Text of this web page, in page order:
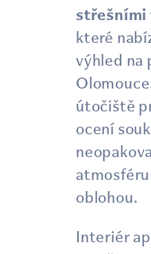
střešními
které
výhled na
útočiště
ocení
oblohou.
Interiér